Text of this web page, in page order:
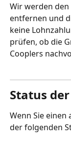
Wir werden
entfernen und
keine
prüfen, ob die
Cooplers
Status
Wenn Sie einen
der folgenden